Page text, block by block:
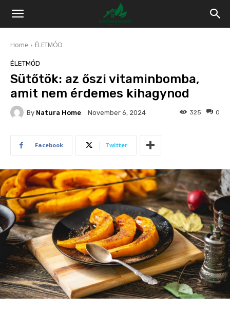
Home ÉLETMÓD
ÉLETMÓD
Sütőtök: az őszi vitaminbomba,
amit nem érdemes kihagynod
By Natura Home November 6, 2024 0
325
Facebook Twitter